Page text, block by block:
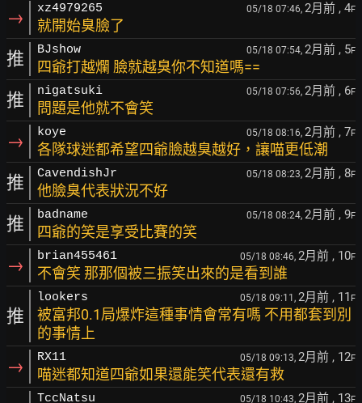
→ xz4979265 05/18 07:46, 2月前 , 4F
就開始臭臉了
推 BJshow 05/18 07:54, 2月前 , 5F
四爺打越爛 臉就越臭你不知道嗎==
推 nigatsuki 05/18 07:56, 2月前 , 6F
問題是他就不會笑
→ koye 05/18 08:16, 2月前 , 7F
各隊球迷都希望四爺臉越臭越好，讓喵更低潮
推 CavendishJr 05/18 08:23, 2月前 , 8F
他臉臭代表狀況不好
推 badname 05/18 08:24, 2月前 , 9F
四爺的笑是享受比賽的笑
→ brian455461 05/18 08:46, 2月前 , 10F
不會笑 那那個被三振笑出來的是看到誰
推
lookers 05/18 09:11, 2月前 , 11 F
被富邦0.1局爆炸這種事情會常有嗎 不用都套到別
的事情上
→ RX11 05/18 09:13, 2月前 , 12F
喵迷都知道四爺如果還能笑代表還有救
TccNatsu 05/18 10:43, 2月前 , 13F